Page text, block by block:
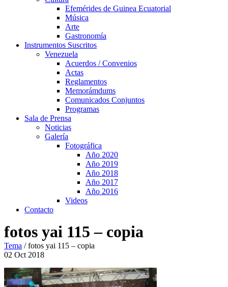
Efemérides de Guinea Ecuatorial
Música
Arte
Gastronomía
Instrumentos Suscritos
Venezuela
Acuerdos / Convenios
Actas
Reglamentos
Memorámdums
Comunicados Conjuntos
Programas
Sala de Prensa
Noticias
Galería
Fotográfica
Año 2020
Año 2019
Año 2018
Año 2017
Año 2016
Videos
Contacto
fotos yai 115 – copia
Tema /fotos yai 115 – copia
02 Oct 2018